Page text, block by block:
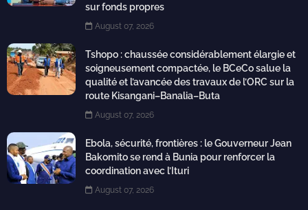
sur fonds propres
August 07, 2026
Tshopo : chaussée considérablement élargie et
soigneusement compactée, le BCeCo salue la
qualité et l’avancée des travaux de l’ORC sur la
route Kisangani–Banalia–Buta
August 07, 2026
Ebola, sécurité, frontières : le Gouverneur Jean
Bakomito se rend à Bunia pour renforcer la
coordination avec l’Ituri
August 07, 2026